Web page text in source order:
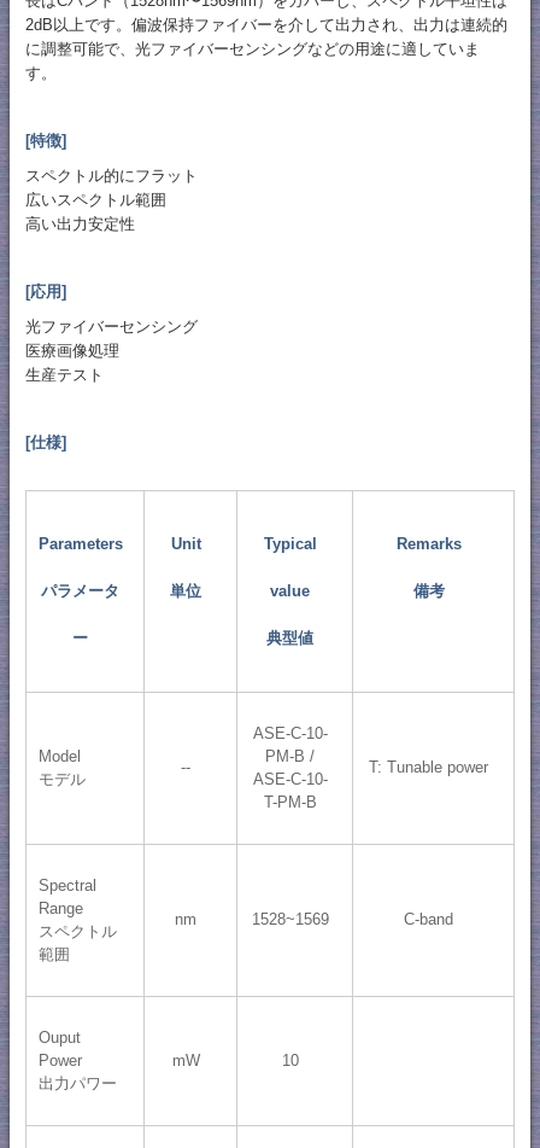
2dB以上です。偏波保持ファイバーを介して出力され、出力は連続的
に調整可能で、光ファイバーセンシングなどの用途に適していま
す。
[特徴]
スペクトル的にフラット
広いスペクトル範囲
高い出力安定性
[応用]
光ファイバーセンシング
医療画像処理
生産テスト
[仕様]
Parameters
パラメータ
ー
Unit
単位
Typical
value
典型値
Remarks
備考
Model
モデル
--
ASE-C-10-
PM-B /
ASE-C-10-
T-PM-B
T: Tunable power
Spectral
Range
スペクトル
範囲
nm 1528~1569 C-band
Ouput
Power
出力パワー
mW 10